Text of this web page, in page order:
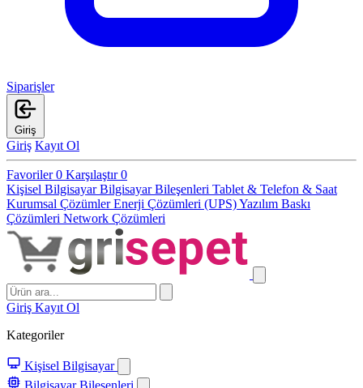
Siparişler
Giriş
Giriş Kayıt Ol
Favoriler0 Karşılaştır0
Kişisel BilgisayarBilgisayar Bileşenleri Tablet & Telefon & Saat
Kurumsal ÇözümlerEnerji Çözümleri (UPS)Yazılım Baskı
Çözümleri Network Çözümleri
Giriş Kayıt Ol
Kategoriler
Kişisel Bilgisayar
Bilgisayar Bileşenleri